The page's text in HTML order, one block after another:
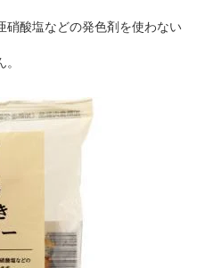
硝酸塩などの発色剤を使わない